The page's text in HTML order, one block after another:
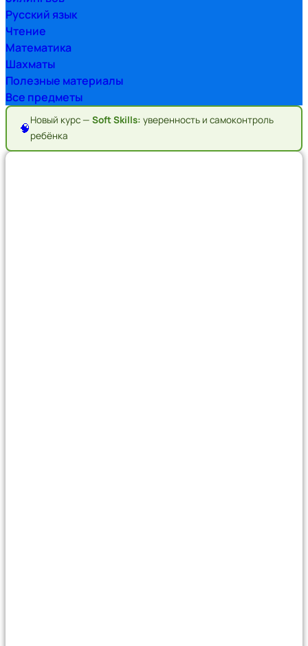
Русский язык
Чтение
Математика
Шахматы
Полезные материалы
Все предметы
🧠
Новый курс — Soft Skills: уверенность и самоконтроль
ребёнка